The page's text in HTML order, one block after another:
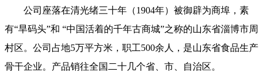
公司座落在清光绪三十年（1904年）被御辟为商埠，素
有“旱码头”和 “中国活着的千年古商城”之称的山东省淄博市周
村区。公司占地5万平方米，职工500余人，是山东省食品生产
骨干企业。产品销往全国二十几个省、市、自治区。